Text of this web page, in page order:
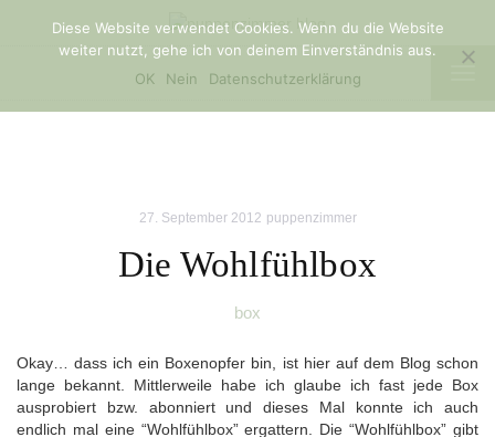
27. September 2012 puppenzimmer
Die Wohlfühlbox
box
Okay… dass ich ein Boxenopfer bin, ist hier auf dem Blog schon
lange bekannt. Mittlerweile habe ich glaube ich fast jede Box
ausprobiert bzw. abonniert und dieses Mal konnte ich auch
endlich mal eine “Wohlfühlbox” ergattern. Die “Wohlfühlbox” gibt
Diese Website verwendet Cookies. Wenn du die Website
weiter nutzt, gehe ich von deinem Einverständnis aus.
OK
Nein Datenschutzerklärung